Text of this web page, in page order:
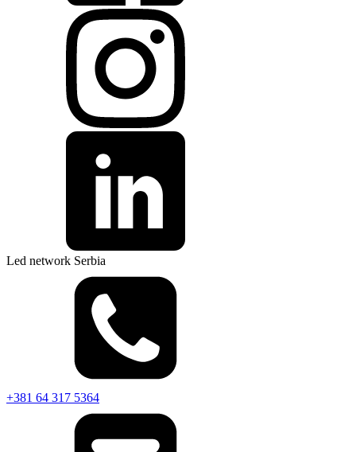
Led network Serbia
+381 64 317 5364